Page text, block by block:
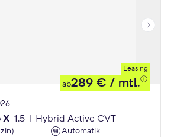
Leasing
ab289 € / mtl.
X 1.5-l-Hybrid Active CVT
Automatik